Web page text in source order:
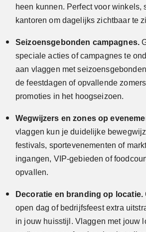
heen kunnen. Perfect voor winkels,
kantoren om dagelijks zichtbaar te
Seizoensgebonden campagnes.
speciale acties of campagnes te
aan vlaggen met
de feestdagen of opvallende
promoties in het hoogseizoen.
Wegwijzers en zones op
vlaggen kun je duidelijke
festivals, sportevenementen of
ingangen, VIP-gebieden of
opvallen.
Decoratie en branding op locatie.
open dag of bedrijfsfeest extra
in jouw huisstijl. Vlaggen met jouw